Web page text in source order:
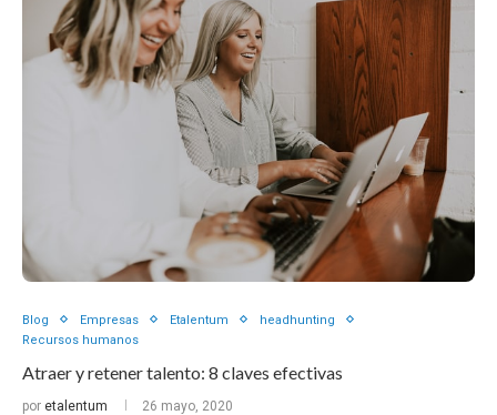
Blog Empresas Etalentum
headhunting
Recursos humanos
Atraer y retener talento: 8 claves efectivas
por etalentum 26 mayo, 2020